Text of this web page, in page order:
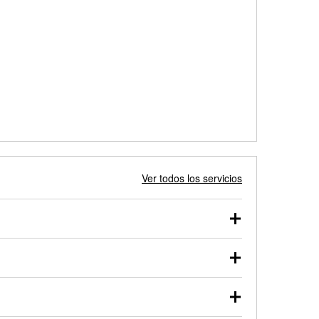
Ver todos los servicios
probarse dentro o fuera del vehículo y cargarse en
de nuestros profesionales te ayudará a encontrar
en el estacionamiento, o desmonta el